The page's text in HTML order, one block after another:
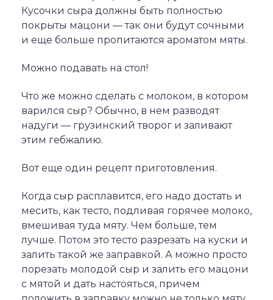
Кусочки сыра должны быть полностью
покрыты мацони — так они будут сочными
и еще больше пропитаются ароматом мяты.
Можно подавать на стол!
Что же можно сделать с молоком, в котором
варился сыр? Обычно, в нем разводят
надуги — грузинский творог и заливают
этим гебжалию.
Вот еще один рецепт приготовления.
Когда сыр расплавится, его надо достать и
месить, как тесто, подливая горячее молоко,
вмешивая туда мяту. Чем больше, тем
лучше. Потом это тесто разрезать на куски и
залить такой же заправкой. А можно просто
порезать молодой сыр и залить его мацони
с мятой и дать настояться, причем